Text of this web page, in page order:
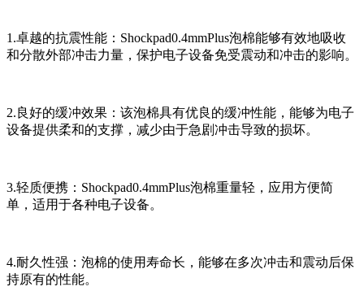
1.卓越的抗震性能：Shockpad0.4mmPlus泡棉能够有效地吸收
和分散外部冲击力量，保护电子设备免受震动和冲击的影响。
2.良好的缓冲效果：该泡棉具有优良的缓冲性能，能够为电子
设备提供柔和的支撑，减少由于急剧冲击导致的损坏。
3.轻质便携：Shockpad0.4mmPlus泡棉重量轻，应用方便简
单，适用于各种电子设备。
4.耐久性强：泡棉的使用寿命长，能够在多次冲击和震动后保
持原有的性能。